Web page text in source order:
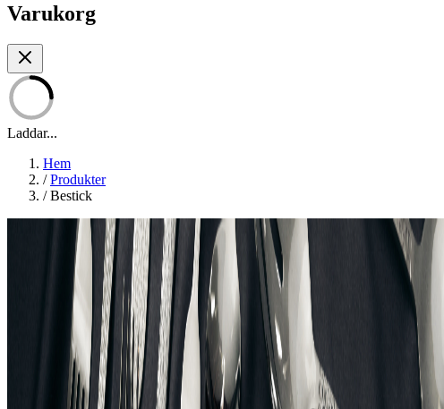
Varukorg
Laddar...
Hem
/ Produkter
/ Bestick